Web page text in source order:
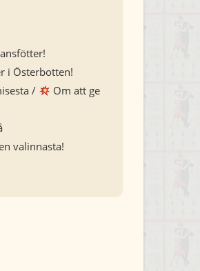
i Österbotten!
/
Om att ge
valinnasta!